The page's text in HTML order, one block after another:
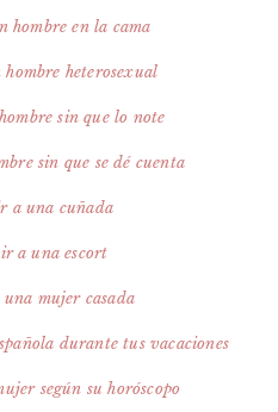
hombre en la cama
heterosexual
sin que lo note​
sin que se dé cuenta
a una cuñada
a una escort
una mujer casada
durante tus vacaciones
según su horóscopo